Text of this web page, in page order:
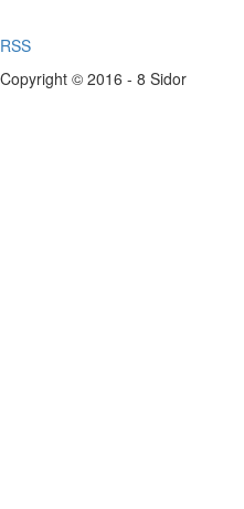
RSS
Copyright © 2016 - 8 Sidor